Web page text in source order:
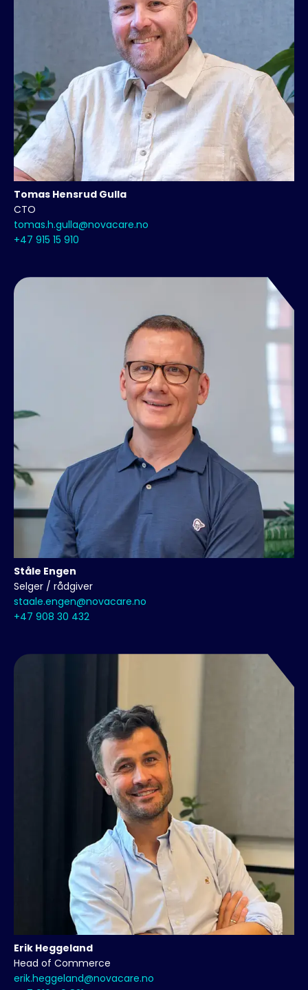
Tomas Hensrud Gulla
CTO
tomas.h.gulla@novacare.no
+47 915 15 910
Ståle Engen
Selger / rådgiver
staale.engen@novacare.no
+47 908 30 432
Erik Heggeland
Head of Commerce
erik.heggeland@novacare.no